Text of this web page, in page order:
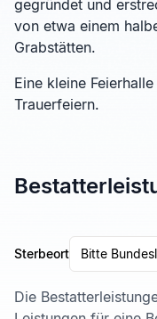
gegründet und
von etwa einem
Grabstätten.
Eine kleine
Trauerfeiern.
Sterbeort Bitte
Die